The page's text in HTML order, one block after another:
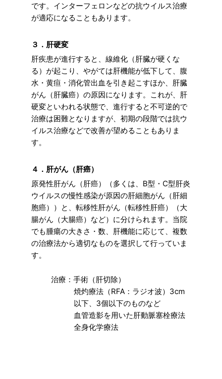
です。インターフェロンなどの抗ウイルス治療
が適応になることもあります。
３．肝硬変
肝疾患が進行すると、線維化（肝臓が硬くな
る）が起こり、やがては肝機能が低下して、腹
水・黄疸・消化管出血を引き起こすほか、肝臓
がん（肝臓癌）の原因になります。これが、肝
硬変といわれる状態で、進行すると不可逆的で
治療は困難となりますが、初期の段階では抗ウ
イルス治療などで改善が望めることもありま
す。
４．肝がん（肝癌）
原発性肝がん（肝癌）（多くは、B型・C型肝炎
ウイルスの慢性感染が原因の肝細胞がん（肝細
胞癌））と、転移性肝がん（転移性肝癌）（大
腸がん（大腸癌）など）に分けられます。当院
でも腫瘍の大きさ・数、肝機能に応じて、複数
の治療法から適切なものを選択して行っていま
す。
治療：手術（肝切除）
焼灼療法（RFA：ラジオ波）3cm
以下、3個以下のものなど
血管造影を用いた肝動脈塞栓療法
全身化学療法